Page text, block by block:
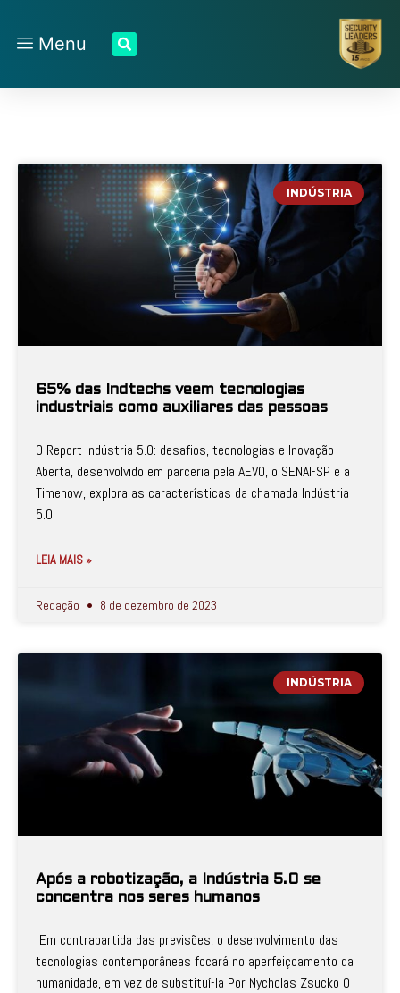
Menu
INDÚSTRIA
65% das Indtechs veem tecnologias
industriais como auxiliares das pessoas
O Report Indústria 5.0: desafios, tecnologias e Inovação
Aberta, desenvolvido em parceria pela AEVO, o SENAI-SP e a
Timenow, explora as características da chamada Indústria
5.0
LEIA MAIS »
Redação 8 de dezembro de 2023
INDÚSTRIA
Após a robotização, a Indústria 5.0 se
concentra nos seres humanos
Em contrapartida das previsões, o desenvolvimento das
tecnologias contemporâneas focará no aperfeiçoamento da
humanidade, em vez de substituí-la Por Nycholas Zsucko O